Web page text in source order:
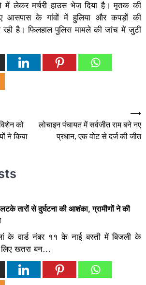
लेकर मर्चरी हाउस भेज दिया है। मृतक की
आसपास के गांवों में हुलिया और कपड़ों की
रही है। फिलहाल पुलिस मामले की जांच में जुटी
को
ने किया
लोचाइन पंचायत में सर्वजीत राम बने नए
प्रधान, एक वोट से दर्ज की जीत
⟶
तारों से दुर्घटना की आशंका, ग्रामीणों ने की
के वार्ड नंबर ११ के नाई बस्ती में बिजली के
लिए खतरा बन…